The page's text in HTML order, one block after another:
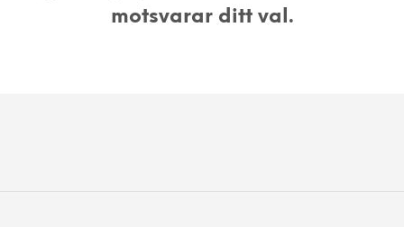
motsvarar ditt val.